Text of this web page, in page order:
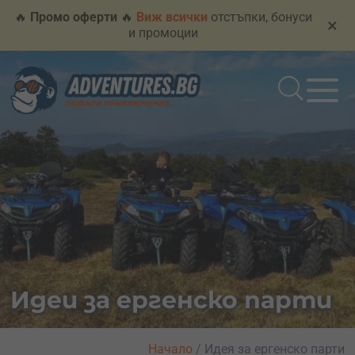
🔥 Промо оферти 🔥 Виж всички отстъпки, бонуси
и промоции
×
Идеи за ергенско парти
Начало / Идея за ергенско парти